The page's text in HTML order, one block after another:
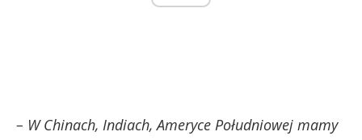
– W Chinach, Indiach, Ameryce Południowej mamy